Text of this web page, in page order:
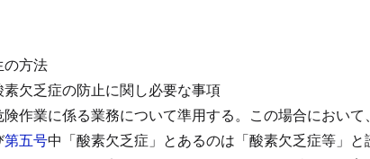
の方法
欠乏症の防止に関し必要な事項
作業に係る業務について準用する。 この場合において、
第五号中「酸素欠乏症」とあるのは「酸素欠乏症等」と